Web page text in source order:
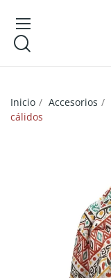
Inicio Accesorios
cálidos